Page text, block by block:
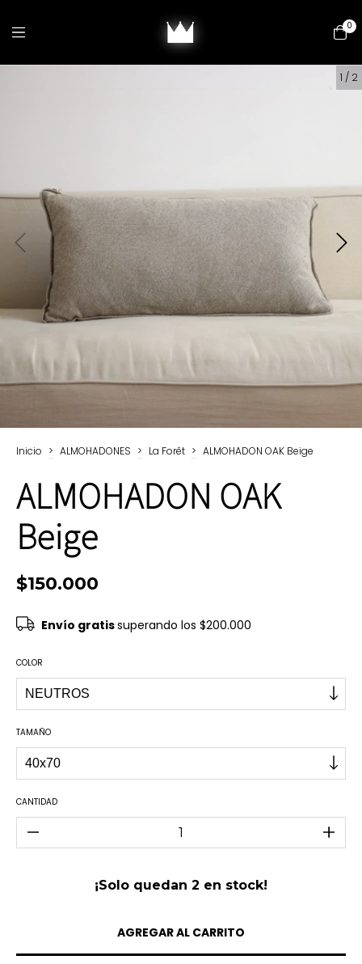
0
1 / 2
Inicio > ALMOHADONES > La Forêt > ALMOHADON OAK Beige
ALMOHADON OAK
Beige
$150.000
Envío gratissuperando los$200.000
COLOR
TAMAÑO
CANTIDAD
¡Solo quedan 2 en stock!